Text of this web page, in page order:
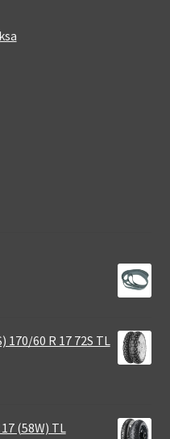
60 R 17 72S TL
(58W) TL